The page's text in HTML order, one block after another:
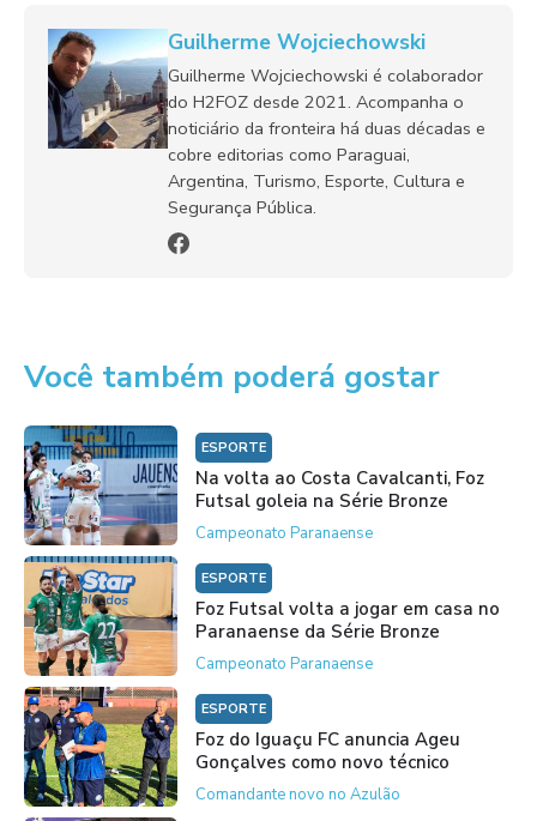
Guilherme Wojciechowski
Guilherme Wojciechowski é colaborador
do H2FOZ desde 2021. Acompanha o
noticiário da fronteira há duas décadas e
cobre editorias como Paraguai,
Argentina, Turismo, Esporte, Cultura e
Segurança Pública.
Você também poderá gostar
ESPORTE
Na volta ao Costa Cavalcanti, Foz
Futsal goleia na Série Bronze
Campeonato Paranaense
ESPORTE
Foz Futsal volta a jogar em casa no
Paranaense da Série Bronze
Campeonato Paranaense
ESPORTE
Foz do Iguaçu FC anuncia Ageu
Gonçalves como novo técnico
Comandante novo no Azulão